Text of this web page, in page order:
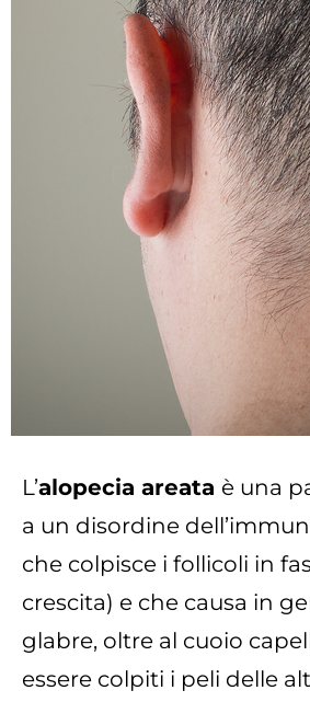
L’alopecia areata è una
a un disordine
che colpisce i follicoli in
crescita) e che causa in
glabre, oltre al cuoio
essere colpiti i peli delle